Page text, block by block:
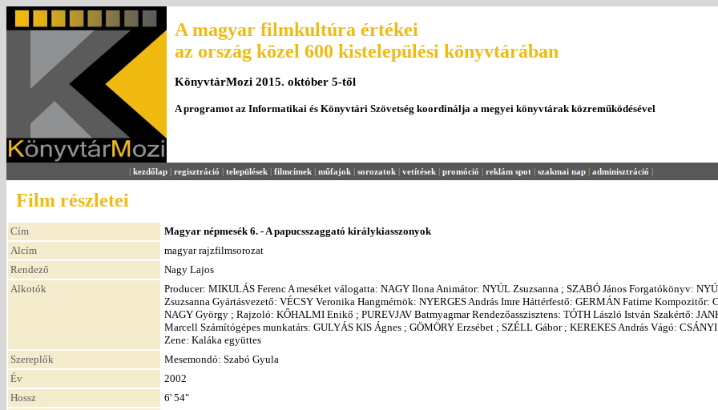
A magyar filmkultúra értékei
az ország közel 600 kistelepülési könyvtárában
KönyvtárMozi 2015. október 5-től
A programot az Informatikai és Könyvtári Szövetség koordinálja a megyei könyvtárak közreműködésével
| kezdőlap | regisztráció | települések | filmcímek | műfajok | sorozatok | vetítések | promóció | reklám spot | szakmai nap | adminisztráció |
Film részletei
Cím
Magyar népmesék 6. - A papucsszaggató királykiasszonyok
Alcím
magyar rajzfilmsorozat
Rendező
Nagy Lajos
Alkotók
Producer: MIKULÁS Ferenc A meséket válogatta: NAGY Ilona Animátor: NYÚL Zsuzsanna ; SZABÓ János Forgatókönyv:
Zsuzsanna Gyártásvezető: VÉCSY Veronika Hangmérnök: NYERGES András Imre Háttérfestő: GERMÁN Fatime Kompozitőr:
NAGY György ; Rajzoló: KŐHALMI Enikő ; PUREVJAV Batmyagmar Rendezőasszisztens: TÓTH László István Szakértő:
Marcell Számítógépes munkatárs: GULYÁS KIS Ágnes ; GÖMÖRY Erzsébet ; SZÉLL Gábor ; KEREKES András Vágó:
Zene: Kaláka együttes
Szereplők
Mesemondó: Szabó Gyula
Év
2002
Hossz
6' 54"